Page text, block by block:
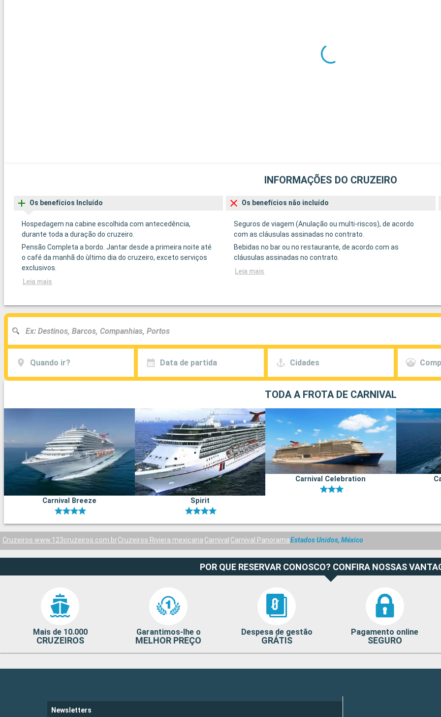
INFORMAÇÕES DO CRUZEIRO
Os benefícios Incluído
Hospedagem na cabine escolhida com antecedência,
durante toda a duração do cruzeiro.
Pensão Completa a bordo. Jantar desde a primeira noite até
o café da manhã do ùltimo dia do cruzeiro, exceto serviços
exclusivos.
Leia mais
Os benefícios não incluído
Seguros de viagem (Anulação ou multi-riscos), de acordo
com as cláusulas assinadas no contrato.
Bebidas no bar ou no restaurante, de acordo com as
cláusulas assinadas no contrato.
Leia mais
Quando ir? Data de partida Cidades
TODA A FROTA DE CARNIVAL
Carnival Breeze Spirit
Carnival Celebration
Cruzeiros www.123cruzeiros.com.brCruzeiros Riviera mexicana Carnival Carnival PanoramaEstados Unidos, México
POR QUE RESERVAR CONOSCO? CONFIRA NOSSAS
Mais de 10.000
CRUZEIROS
Garantimos-lhe o
MELHOR PREÇO
Despesa de gestão
GRÁTIS
Pagamento online
SEGURO
Newsletters